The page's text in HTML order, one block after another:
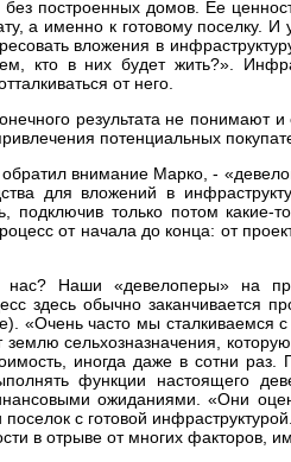
построенных домов. Ее
а именно к готовому поселку.
вложения в
кто в них будет жить?».
от него.
результата не понимают
потенциальных
внимание Марко, -
для вложений в
подключив только потом
от начала до конца: от
нас? Наши «девелоперы» на
здесь обычно заканчивается
«Очень часто мы сталкиваемся
землю сельхозназначения,
иногда даже в сотни раз.
функции настоящего
ожиданиями. «Они
поселок с готовой
в отрыве от многих факторов,